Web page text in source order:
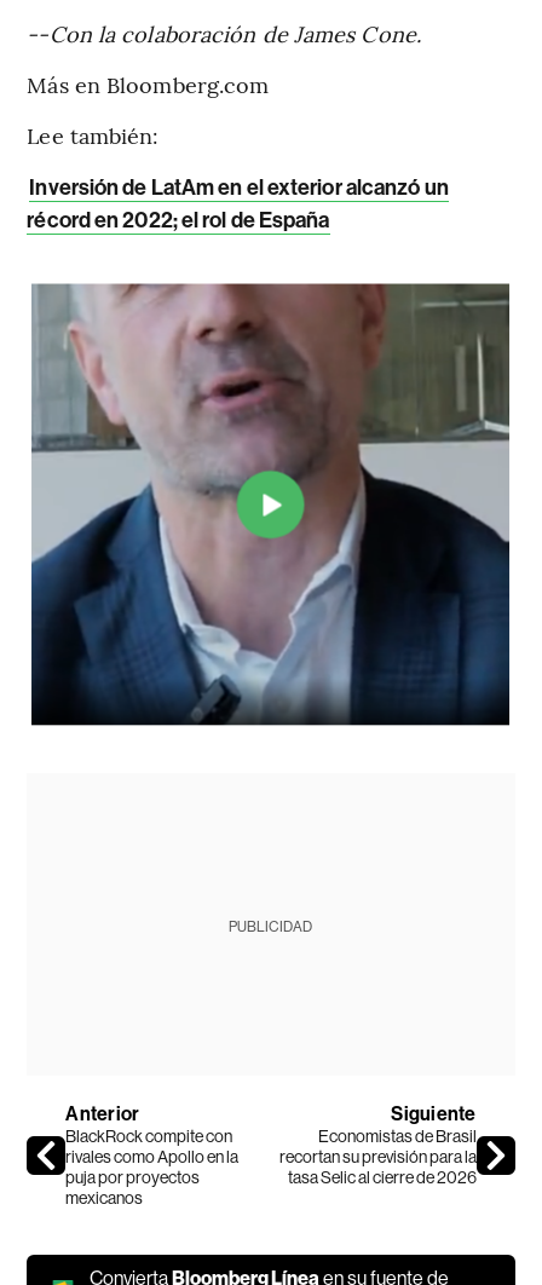
--Con la colaboración de James Cone.
Más en Bloomberg.com
Lee también:
Inversión de LatAm en el exterior alcanzó un
récord en 2022; el rol de España
PUBLICIDAD
Anterior
BlackRock compite con
rivales como Apollo en la
puja por proyectos
mexicanos
Siguiente
Economistas de Brasil
recortan su previsión para la
tasa Selic al cierre de 2026
Convierta Bloomberg Líneaen su fuente de